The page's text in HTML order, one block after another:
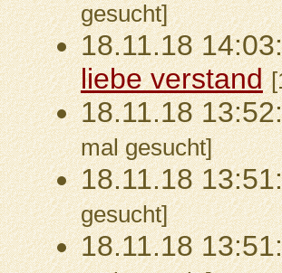
gesucht]
18.11.18
liebe verstand
18.11.18
mal gesucht]
18.11.18
gesucht]
18.11.18